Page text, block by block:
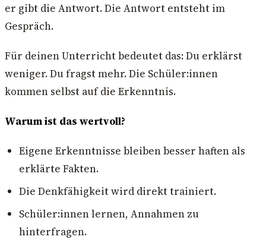
er gibt die Antwort. Die Antwort entsteht im
Gespräch.
Für deinen Unterricht bedeutet das: Du erklärst
weniger. Du fragst mehr. Die Schüler:innen
kommen selbst auf die Erkenntnis.
Warum ist das wertvoll?
Eigene Erkenntnisse bleiben besser haften als
erklärte Fakten.
Die Denkfähigkeit wird direkt trainiert.
Schüler:innen lernen, Annahmen zu
hinterfragen.